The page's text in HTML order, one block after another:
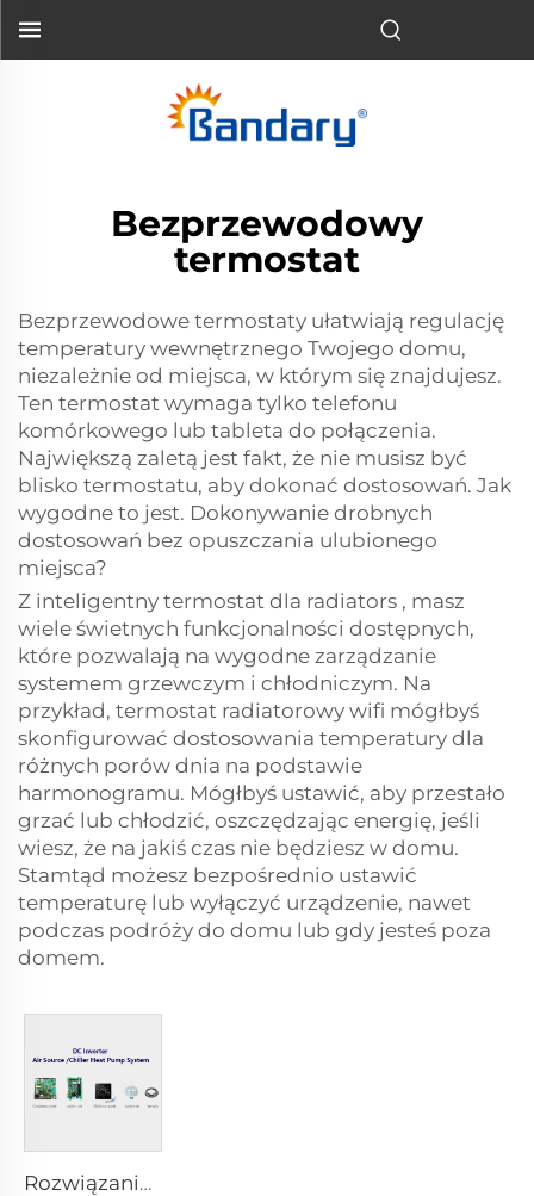
Bezprzewodowy
termostat
Bezprzewodowe termostaty ułatwiają regulację
temperatury wewnętrznego Twojego domu,
niezależnie od miejsca, w którym się znajdujesz.
Ten termostat wymaga tylko telefonu
komórkowego lub tableta do połączenia.
Największą zaletą jest fakt, że nie musisz być
blisko termostatu, aby dokonać dostosowań. Jak
wygodne to jest. Dokonywanie drobnych
dostosowań bez opuszczania ulubionego
miejsca?
Z inteligentny termostat dla radiators , masz
wiele świetnych funkcjonalności dostępnych,
które pozwalają na wygodne zarządzanie
systemem grzewczym i chłodniczym. Na
przykład, termostat radiatorowy wifi mógłbyś
skonfigurować dostosowania temperatury dla
różnych porów dnia na podstawie
harmonogramu. Mógłbyś ustawić, aby przestało
grzać lub chłodzić, oszczędzając energię, jeśli
wiesz, że na jakiś czas nie będziesz w domu.
Stamtąd możesz bezpośrednio ustawić
temperaturę lub wyłączyć urządzenie, nawet
podczas podróży do domu lub gdy jesteś poza
domem.
Rozwiązanie Systemu Pomp Ciepła Źródła Powietrza/Stacjonarnej Stacji Chłodniczej z Inverterem DC